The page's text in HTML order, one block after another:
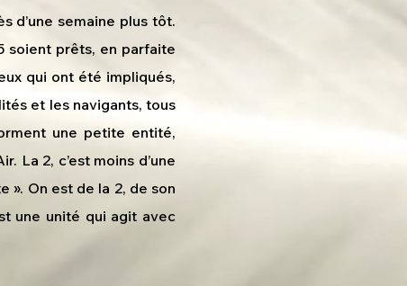
d’une semaine plus tôt.
soient prêts, en parfaite
qui ont été impliqués,
et les navigants, tous
une petite entité,
La 2, c’est moins d’une
». On est de la 2, de son
une unité qui agit avec